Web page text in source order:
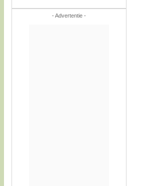
- Advertentie -